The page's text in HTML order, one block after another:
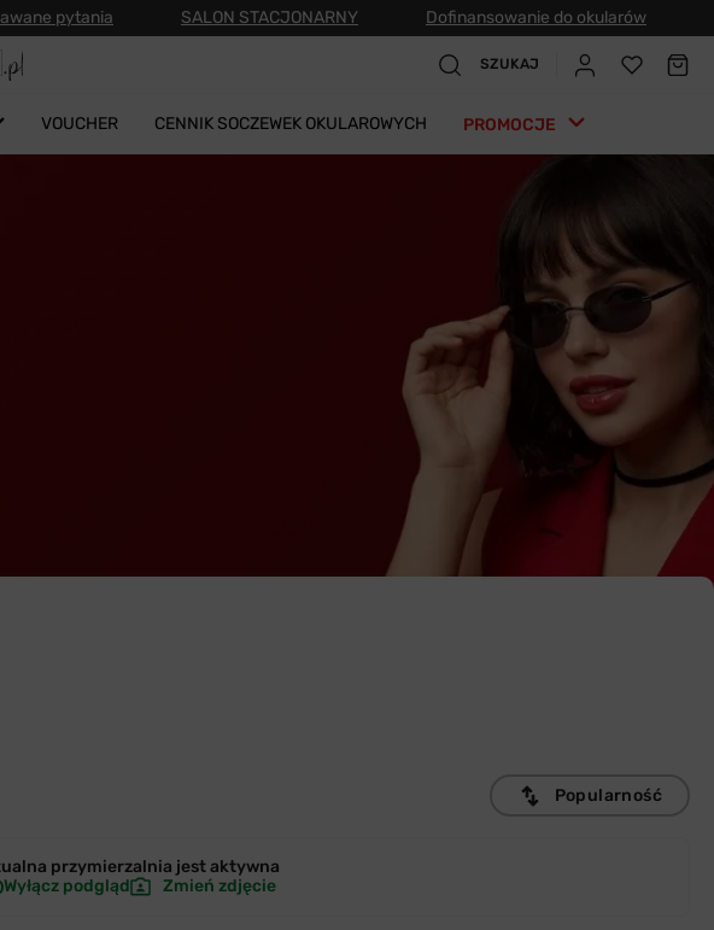
pytania SALON STACJONARNY Dofinansowanie do okularów
SZUKAJ
VOUCHER CENNIK SOCZEWEK OKULAROWYCH PROMOCJE
Popularność
przymierzalnia jestaktywna
Wyłącz podgląd
Zmień zdjęcie